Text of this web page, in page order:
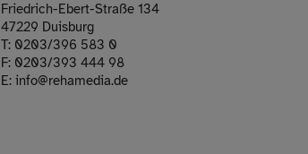
Friedrich-Ebert-Straße 134
47229 Duisburg
T: 0203/396 583 0
F: 0203/393 444 98
E: info@rehamedia.de